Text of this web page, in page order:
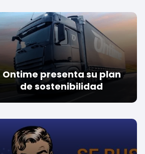
Ontime presenta su plan
de sostenibilidad